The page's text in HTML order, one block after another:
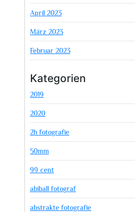
April 2023
März 2023
Februar 2023
Kategorien
2019
2020
2h fotografie
50mm
99 cent
abiball fotograf
abstrakte fotografie